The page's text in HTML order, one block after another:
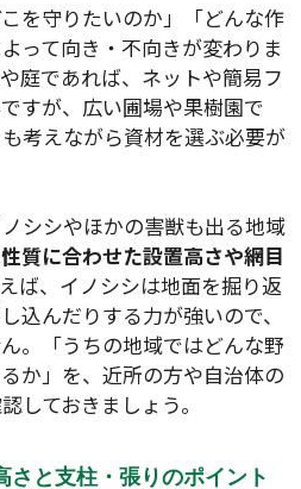
を守りたいのか」「どんな作
って向き・不向きが変わりま
庭であれば、ネットや簡易フ
すが、広い圃場や果樹園で
考えながら資材を選ぶ必要が
シシやほかの害獣も出る地域
質に合わせた設置高さや網目
ば、イノシシは地面を掘り返
込んだりする力が強いので、
。「うちの地域ではどんな野
か」を、近所の方や自治体の
しておきましょう。
さと支柱・張りのポイント